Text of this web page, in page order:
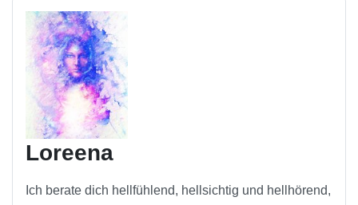
Loreena
Ich berate dich hellfühlend, hellsichtig und hellhörend,